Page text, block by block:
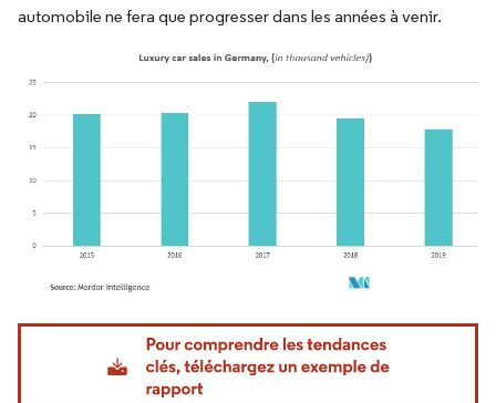
automobile ne fera que progresser dans les années à venir.
Image © Mordor Intelligence. La réutilisation nécessite une attribution sous CC BY